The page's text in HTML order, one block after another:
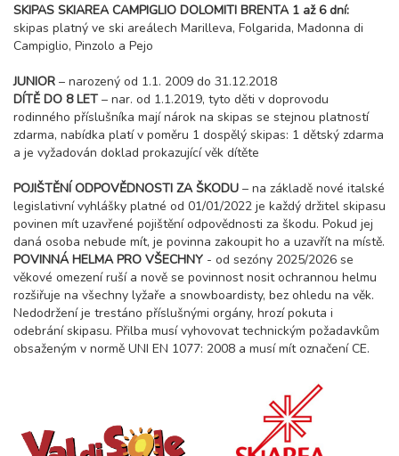
SKIPAS SKIAREA CAMPIGLIO DOLOMITI BRENTA 1 až 6 dní:
skipas platný ve ski areálech Marilleva, Folgarida, Madonna di
Campiglio, Pinzolo a Pejo
JUNIOR – narozený od 1.1. 2009 do 31.12.2018
DÍTĚ DO 8 LET – nar. od 1.1.2019, tyto děti v doprovodu
rodinného příslušníka mají nárok na skipas se stejnou platností
zdarma, nabídka platí v poměru 1 dospělý skipas: 1 dětský zdarma
a je vyžadován doklad prokazující věk dítěte
POJIŠTĚNÍ ODPOVĚDNOSTI ZA ŠKODU – na základě nové italské
legislativní vyhlášky platné od 01/01/2022 je každý držitel skipasu
povinen mít uzavřené pojištění odpovědnosti za škodu. Pokud jej
daná osoba nebude mít, je povinna zakoupit ho a uzavřít na místě.
POVINNÁ HELMA PRO VŠECHNY - od sezóny 2025/2026 se
věkové omezení ruší a nově se povinnost nosit ochrannou helmu
rozšiřuje na všechny lyžaře a snowboardisty, bez ohledu na věk.
Nedodržení je trestáno příslušnými orgány, hrozí pokuta i
odebrání skipasu. Přilba musí vyhovovat technickým požadavkům
obsaženým v normě UNI EN 1077: 2008 a musí mít označení CE.